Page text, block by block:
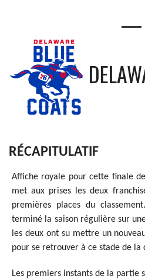
—
RÉCAPITULATIF
Affiche royale pour cette finale
met aux prises les deux
premières places du
terminé la saison régulière sur
les deux ont su mettre un
pour se retrouver à ce stade de la
Les premiers instants de la partie